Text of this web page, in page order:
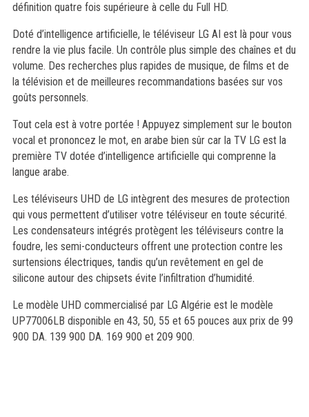
définition quatre fois supérieure à celle du Full HD.
Doté d’intelligence artificielle, le téléviseur LG AI est là pour vous
rendre la vie plus facile. Un contrôle plus simple des chaînes et du
volume. Des recherches plus rapides de musique, de films et de
la télévision et de meilleures recommandations basées sur vos
goûts personnels.
Tout cela est à votre portée ! Appuyez simplement sur le bouton
vocal et prononcez le mot, en arabe bien sûr car la TV LG est la
première TV dotée d’intelligence artificielle qui comprenne la
langue arabe.
Les téléviseurs UHD de LG intègrent des mesures de protection
qui vous permettent d’utiliser votre téléviseur en toute sécurité.
Les condensateurs intégrés protègent les téléviseurs contre la
foudre, les semi-conducteurs offrent une protection contre les
surtensions électriques, tandis qu’un revêtement en gel de
silicone autour des chipsets évite l’infiltration d’humidité.
Le modèle UHD commercialisé par LG Algérie est le modèle
UP77006LB disponible en 43, 50, 55 et 65 pouces aux prix de 99
900 DA. 139 900 DA. 169 900 et 209 900.